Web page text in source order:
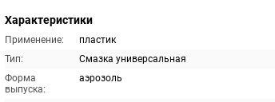
Характеристики
Применение:
пластик
Тип:
Смазка универсальная
Форма
выпуска:
аэрозоль